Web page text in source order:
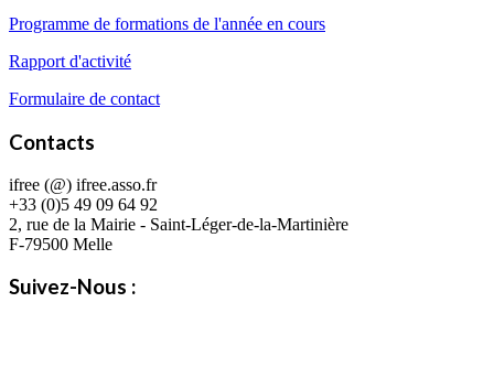
Programme de formations de l'année en cours
Rapport d'activité
Formulaire de contact
Contacts
ifree (@) ifree.asso.fr
+33 (0)5 49 09 64 92
2, rue de la Mairie - Saint-Léger-de-la-Martinière
F-79500 Melle
Suivez-Nous :